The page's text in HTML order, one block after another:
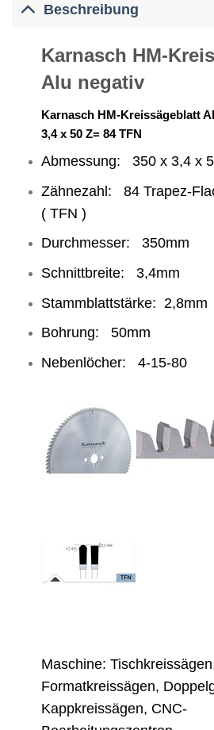
Beschreibung
Karnasch HM-
Alu negativ
Karnasch HM-Kreissägeblatt
3,4 x 50 Z= 84 TFN
Abmessung: 350 x 3,4 x
Zähnezahl: 84 Trapez-
( TFN )
Durchmesser: 350mm
Schnittbreite: 3,4mm
Stammblattstärke: 2,8mm
Bohrung: 50mm
Nebenlöcher: 4-15-80
Maschine:
Formatkreissägen,
Kappkreissägen, CNC-